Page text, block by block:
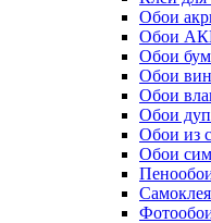
Обои
Обои
Обои
Обои
Обои
Обои
Обои из
Обои